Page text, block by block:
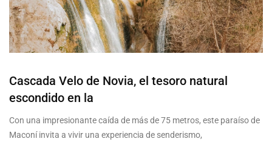
Cascada Velo de Novia, el tesoro natural
escondido en la
Con una impresionante caída de más de 75 metros, este paraíso de
Maconí invita a vivir una experiencia de senderismo,